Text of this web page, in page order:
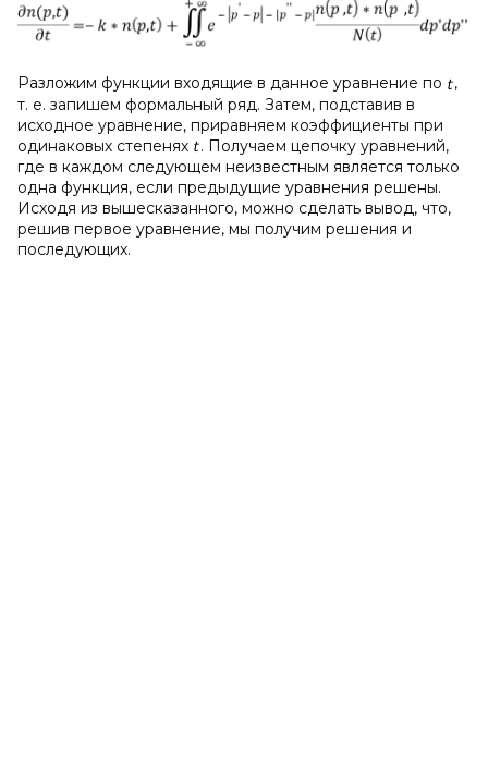
Разложим функции входящие в данное уравнение по
,
т. е. запишем формальный ряд. Затем, подставив в
исходное уравнение, приравняем коэффициенты при
одинаковых степенях
. Получаем цепочку уравнений,
где в каждом следующем неизвестным является только
одна функция, если предыдущие уравнения решены.
Исходя из вышесказанного, можно сделать вывод, что,
решив первое уравнение, мы получим решения и
последующих.